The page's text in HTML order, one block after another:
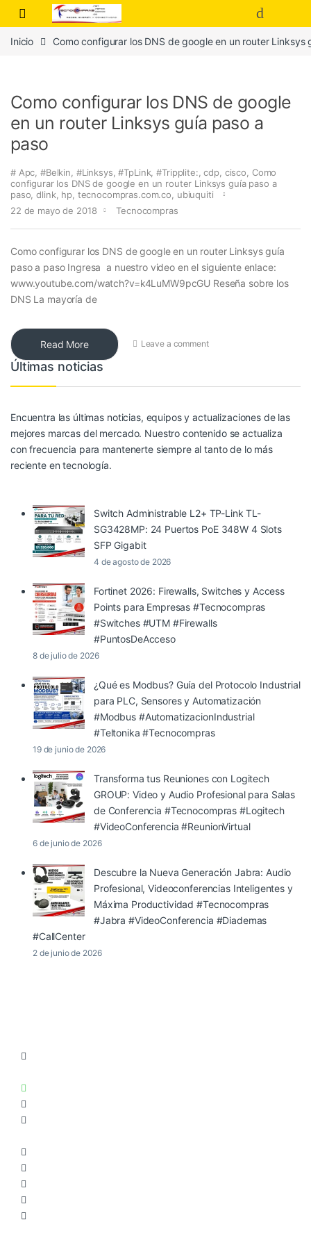
Inicio Como configurar los DNS de google en un router Linksys
Como configurar los DNS de google
en un router Linksys guía paso a
paso
# Apc ,#Belkin #Linksys ,#TpLink ,#Tripplite: ,cdp cisco
Como
configurar los DNS de google en un router Linksys guía paso a
paso ,dlink hp, tecnocompras.com.co
ubiuquiti
22 de mayo de 2018
Tecnocompras
Como configurar los DNS de google en un router Linksys guía
paso a paso Ingresa a nuestro video en el siguiente enlace:
www.youtube.com/watch?v=k4LuMW9pcGU Reseña sobre los
DNS La mayoría de
Read More Leave a comment
Últimas noticias
Encuentra las últimas noticias, equipos y actualizaciones de las
mejores marcas del mercado. Nuestro contenido se actualiza
con frecuencia para mantenerte siempre al tanto de lo más
reciente en tecnología.
Switch Administrable L2+ TP-Link TL-
SG3428MP: 24 Puertos PoE 348W 4 Slots
SFP Gigabit
4 de agosto de 2026
Fortinet 2026: Firewalls, Switches y Access
Points para Empresas #Tecnocompras
#Switches #UTM #Firewalls
#PuntosDeAcceso
8 de julio de 2026
¿Qué es Modbus? Guía del Protocolo Industrial
para PLC, Sensores y Automatización
#Modbus #AutomatizacionIndustrial
#Teltonika #Tecnocompras
19 de junio de 2026
Transforma tus Reuniones con Logitech
GROUP: Video y Audio Profesional para Salas
de Conferencia #Tecnocompras #Logitech
#VideoConferencia #ReunionVirtual
6 de junio de 2026
Descubre la Nueva Generación Jabra: Audio
Profesional, Videoconferencias Inteligentes y
Máxima Productividad #Tecnocompras
#Jabra #VideoConferencia #Diademas
#CallCenter
2 de junio de 2026